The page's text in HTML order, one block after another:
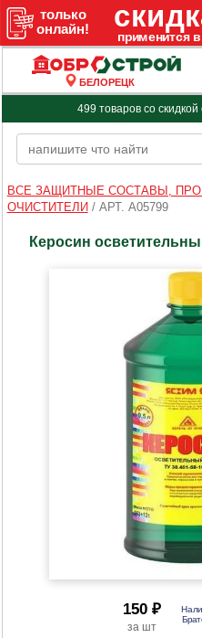
БЕЛОРЕЦК
499 товаров со
ВСЕ ЗАЩИТНЫЕ СОСТАВЫ,
ОЧИСТИТЕЛИ / АРТ. A05799
Керосин
150 ₽